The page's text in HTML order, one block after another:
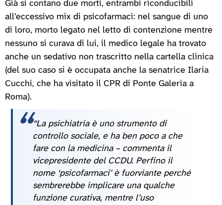
Già si contano due morti, entrambi riconducibili
all’eccessivo mix di psicofarmaci: nel sangue di uno
di loro, morto legato nel letto di contenzione mentre
nessuno si curava di lui, il medico legale ha trovato
anche un sedativo non trascritto nella cartella clinica
(del suo caso si è occupata anche la senatrice Ilaria
Cucchi, che ha visitato il CPR di Ponte Galeria a
Roma).
“La psichiatria è uno strumento di
controllo sociale, e ha ben poco a che
fare con la medicina – commenta il
vicepresidente del CCDU. Perfino il
nome ‘psicofarmaci’ è fuorviante perché
sembrerebbe implicare una qualche
funzione curativa, mentre l’uso